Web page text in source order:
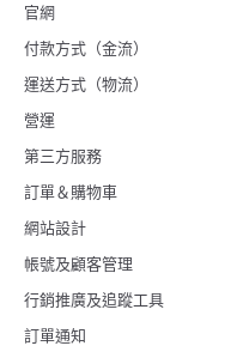
官網
付款方式（金流）
運送方式（物流）
營運
第三方服務
訂單＆購物車
網站設計
帳號及顧客管理
行銷推廣及追蹤工具
訂單通知